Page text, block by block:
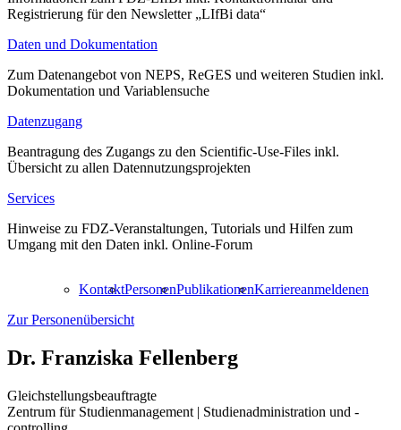
Registrierung für den Newsletter „LIfBi data“
Daten und Dokumentation
Zum Datenangebot von NEPS, ReGES und weiteren Studien inkl.
Dokumentation und Variablensuche
Datenzugang
Beantragung des Zugangs zu den Scientific-Use-Files inkl.
Übersicht zu allen Datennutzungsprojekten
Services
Hinweise zu FDZ-Veranstaltungen, Tutorials und Hilfen zum
Umgang mit den Daten inkl. Online-Forum
KontaktPersonenPublikationenKarriereanmeldenen
Zur Personenübersicht
Dr. Franziska Fellenberg
Gleichstellungsbeauftragte
Zentrum für Studienmanagement | Studienadministration und -